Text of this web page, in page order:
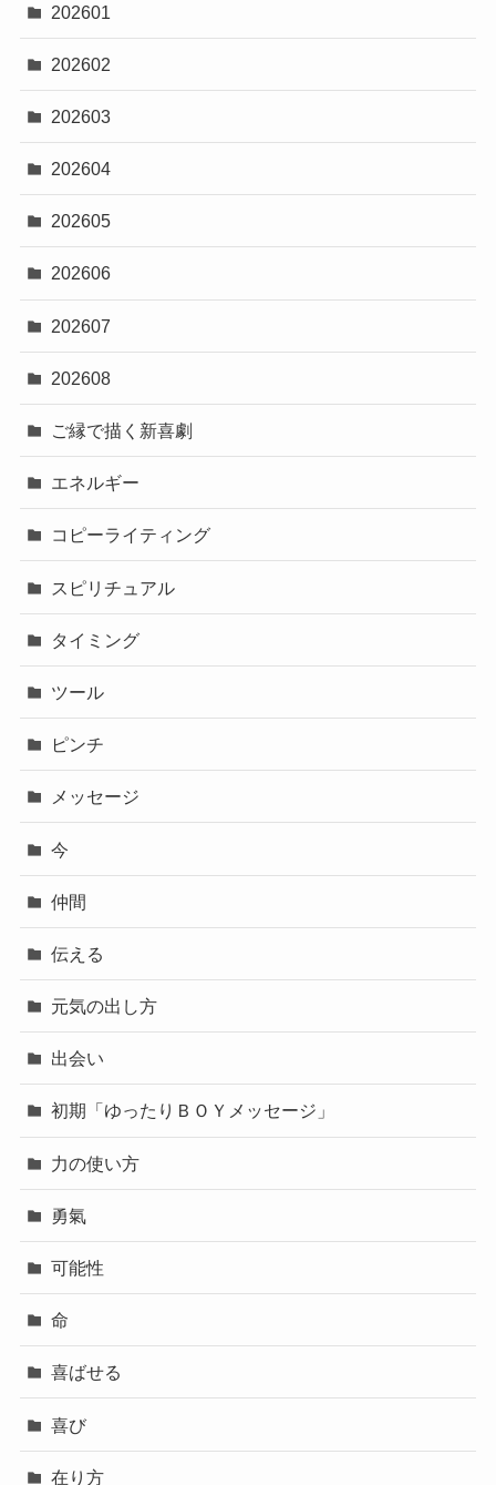
202601
202602
202603
202604
202605
202606
202607
202608
ご縁で描く新喜劇
エネルギー
コピーライティング
スピリチュアル
タイミング
ツール
ピンチ
メッセージ
今
仲間
伝える
元気の出し方
出会い
初期「ゆったりＢＯＹメッセージ」
力の使い方
勇氣
可能性
命
喜ばせる
喜び
在り方